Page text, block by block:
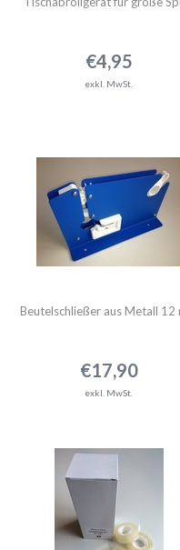
€4,95
exkl. MwSt.
Beutelschließer aus Metall 12
€17,90
exkl. MwSt.